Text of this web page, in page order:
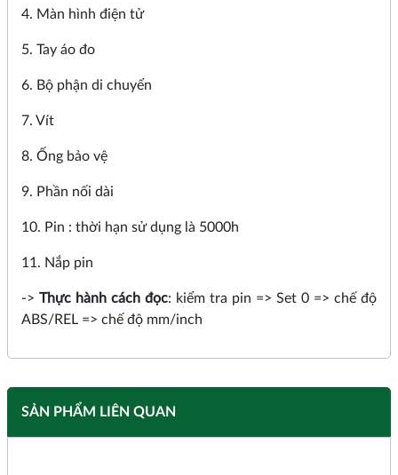
4. Màn hình điện tử
5. Tay áo đo
6. Bộ phận di chuyển
7. Vít
8. Ống bảo vệ
9. Phần nối dài
10. Pin : thời hạn sử dụng là 5000h
11. Nắp pin
-> Thực hành cách đọc: kiểm tra pin => Set 0 => chế độ
ABS/REL => chế độ mm/inch
SẢN PHẨM LIÊN QUAN